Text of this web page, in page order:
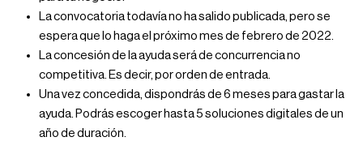
La convocatoria todavía no ha salido publicada, pero se
espera que lo haga el próximo mes de febrero de 2022.
La concesión de la ayuda será de concurrencia no
competitiva. Es decir, por orden de entrada.
Una vez concedida, dispondrás de 6 meses para gastar la
ayuda. Podrás escoger hasta 5 soluciones digitales de un
año de duración.